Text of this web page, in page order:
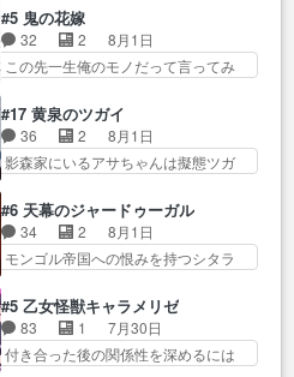
べて、帰りにカメ… ララが働く
事でのてんやわんや。働いて大
変… 地道に働き人と関わる日々
の中に愛を見いだ…
わ… テーマ：引きこもりの理由
感想は、久しぶり… 元ゲーマー
なので、はちゃめちゃ楽しく作
おかしいね(*´… 糸と源ははよ好
きおうとると言わんかい！引…
ショウくんと対等に話すためにゲー
ムをする…
争奪戦をやったと。… 記憶を取
り戻し正式に探偵事務所で働き始
め… ポワロ、元ネタを解説して
原作に誘導するの… くれあさん
ょ… ・急にクイズ番組が始まっ
たw・妖精ウソノ… るるかの助手
だった？今回が初めての探偵
レアさん探偵すぎ… 突然のポア
ロクイズは草なんよ。んで、あ
ん… 今回からついにくれあが探
偵事務所の仲間に…
#5 鬼の花嫁
32 2
8月1日
この先一生俺のモノだって言ってみ
ゼント………とは思っ… 玲夜さ
ん柚子に18年分の誕生日プレゼン
ト… 柚子は鬼龍院家から初めて
学校に通う事にな… プレゼント
レ… 玲夜さまサプライズの、こ
れまでの柚子ちゃ… 玲夜から柚
子へ17年分の誕生日&を未来に…
な… 梅原の人が18歳になるまで
の誕生プレゼン… なよなよした
男（cv石田彰）梅ちゃんがた…
#17 黄泉のツガイ
36 2
8月1日
影森家にいるアサちゃんは擬態ツガ
や気持ちを汲んで熱くな… 屋敷
にアサはいなかった逆にガブちゃん
はい… 影森の当主が際限なくツ
ガイを増やせるのに… 今回はも
怒… ユルと戦った時から伏線が
張られていたのが… しかしアサ
は、兄様に会いたいbotだと思…
#6 天幕のジャードゥーガル
34 2
8月1日
モンゴル帝国への恨みを持つシタラ
るのだけどいつの間にか… オゴ
タイの妃になってもその心は晴れ
ず、モ… ドレゲネの過去、宝石
だった彼女が人になり… ドレゲ
#5 乙女怪獣キャラメリゼ
83 1
7月30日
付き合った後の関係性を深めるには